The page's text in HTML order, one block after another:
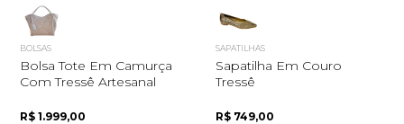
BOLSAS
Bolsa Tote Em Camurça
Com Tressê Artesanal
R$ 1.999,00
SAPATILHAS
Sapatilha Em Couro
Tressê
R$ 749,00